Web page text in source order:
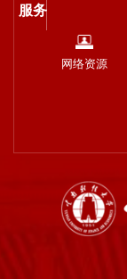
服务
网络资源